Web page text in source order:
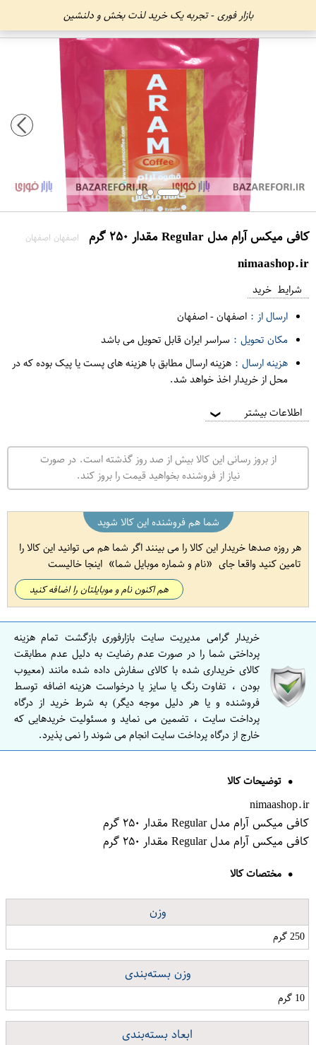
بازار فوری - تجربه یک خرید لذت بخش و دلنشین
کافی میکس آرام مدل Regular مقدار ۲۵۰ گرم اصفهان اصفهان
nimaashop.ir
شرایط خرید
ارسال از : اصفهان-اصفهان
مکان تحویل : سراسر ایران قابل تحویل می باشد
هزینه ارسال : هزینه ارسال مطابق با هزینه های پست یا پیک بوده که در
محل از خریدار اخذ خواهد شد.
اطلاعات بیشتر ❯
از بروز رسانی این کالا بیش از صد روز گذشته است. در صورت
نیاز از فروشنده بخواهید قیمت را بروز کند.
شما هم فروشنده این کالا شوید
هر روزه صدها خریدار این کالا را می بینند اگر شما هم می توانید این کالا را
تامین کنید واقعا جای
نام و شماره موبایل شما اینجا خالیست
هم اکنون نام و موبایلتان را اضافه کنید
خریدار گرامی مدیریت سایت بازارفوری بازگشت تمام هزینه
پرداختی شما را در صورت عدم رضایت به دلیل عدم مطابقت
کالای خریداری شده با کالای سفارش داده شده مانند (معیوب
بودن ، تفاوت رنگ یا سایز یا درخواست هزینه اضافه توسط
فروشنده و یا هر دلیل موجه دیگر) به شرط خرید از درگاه
پرداخت سایت ، تضمین می نماید و مسئولیت خریدهایی که
خارج از درگاه پرداخت سایت انجام می شوند را نمی پذیرد.
توضیحات کالا
nimaashop.ir
کافی میکس آرام مدل Regular مقدار ۲۵۰ گرم
کافی میکس آرام مدل Regular مقدار ۲۵۰ گرم
مختصات کالا
وزن
250 گرم
وزن بسته‌بندی
10 گرم
ابعاد بسته‌بندی